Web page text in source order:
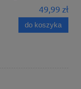
49,99 zł
do koszyka